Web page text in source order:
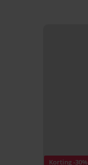
Korting -30%